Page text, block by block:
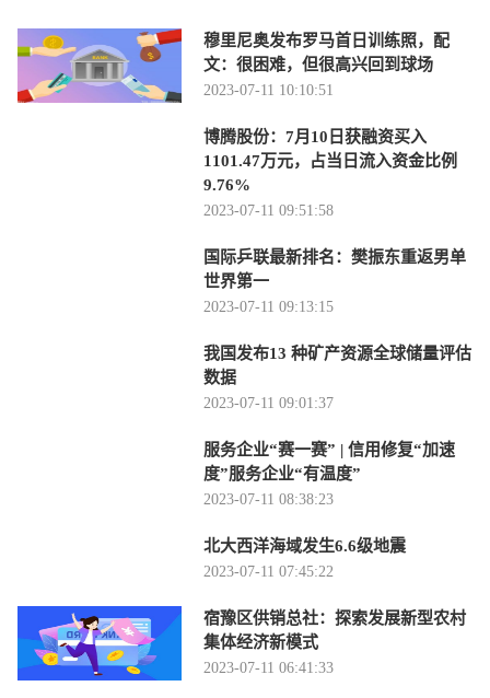
穆里尼奥发布罗马首日训练照，配
文：很困难，但很高兴回到球场
2023-07-11 10:10:51
博腾股份：7月10日获融资买入
1101.47万元，占当日流入资金比例
9.76%
2023-07-11 09:51:58
国际乒联最新排名：樊振东重返男单
世界第一
2023-07-11 09:13:15
我国发布13 种矿产资源全球储量评估
数据
2023-07-11 09:01:37
服务企业“赛一赛” | 信用修复“加速
度”服务企业“有温度”
2023-07-11 08:38:23
北大西洋海域发生6.6级地震
2023-07-11 07:45:22
宿豫区供销总社：探索发展新型农村
集体经济新模式
2023-07-11 06:41:33